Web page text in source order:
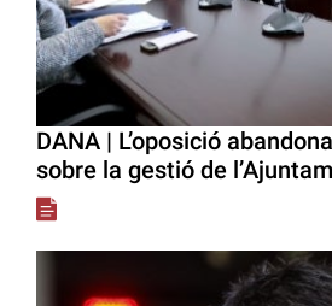
DANA | L’oposició
sobre la gestió de